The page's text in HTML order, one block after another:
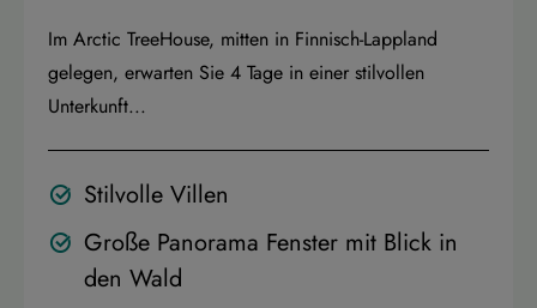
Im Arctic TreeHouse, mitten in Finnisch-Lappland
gelegen, erwarten Sie 4 Tage in einer stilvollen
Unterkunft...
Stilvolle Villen
Große Panorama Fenster mit Blick in
den Wald